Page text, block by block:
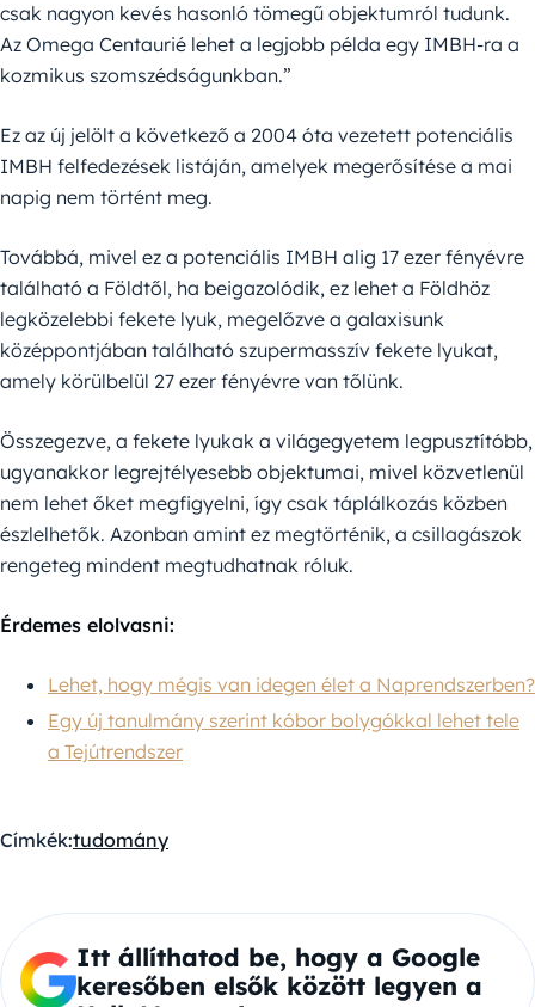
csak nagyon kevés hasonló tömegű objektumról tudunk.
Az Omega Centaurié lehet a legjobb példa egy IMBH-ra a
kozmikus szomszédságunkban.”
Ez az új jelölt a következő a 2004 óta vezetett potenciális
IMBH felfedezések listáján, amelyek megerősítése a mai
napig nem történt meg.
Továbbá, mivel ez a potenciális IMBH alig 17 ezer fényévre
található a Földtől, ha beigazolódik, ez lehet a Földhöz
legközelebbi fekete lyuk, megelőzve a galaxisunk
középpontjában található szupermasszív fekete lyukat,
amely körülbelül 27 ezer fényévre van tőlünk.
Összegezve, a fekete lyukak a világegyetem legpusztítóbb,
ugyanakkor legrejtélyesebb objektumai, mivel közvetlenül
nem lehet őket megfigyelni, így csak táplálkozás közben
észlelhetők. Azonban amint ez megtörténik, a csillagászok
rengeteg mindent megtudhatnak róluk.
Érdemes elolvasni:
Lehet, hogy mégis van idegen élet a Naprendszerben?
Egy új tanulmány szerint kóbor bolygókkal lehet tele
a Tejútrendszer
Címkék:tudomány
Itt állíthatod be, hogy a Google
keresőben elsők között legyen a